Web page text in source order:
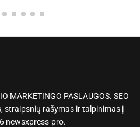
MARKETINGO PASLAUGOS. SEO
straipsnių rašymas ir talpinimas į
newsxpress-pro.